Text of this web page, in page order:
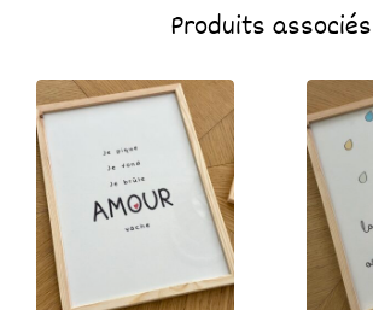
Produits associés